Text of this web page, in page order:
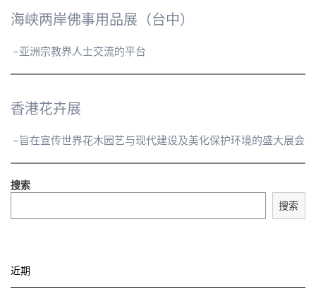
海峡两岸佛事用品展（台中）
–亚洲宗教界人士交流的平台
香港花卉展
–旨在宣传世界花木园艺与现代建设及美化保护环境的盛大展会
搜索
搜索
近期